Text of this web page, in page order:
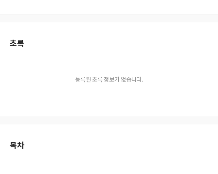
초록
등록된 초록 정보가 없습니다.
목차